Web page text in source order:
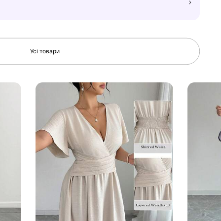
Усі товари